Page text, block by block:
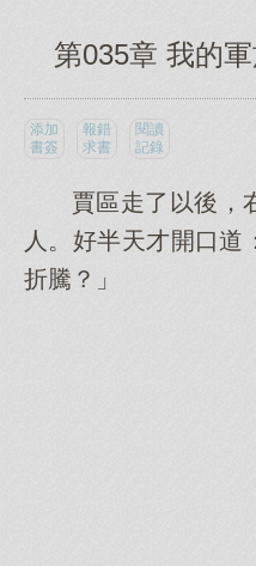
第035章 我的
添加
書簽
報錯
求書
閱讀
記錄
賈區走了以後，
人。好半天才開口道
折騰？」